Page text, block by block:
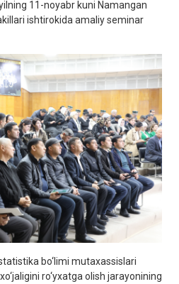
11-noyabr kuni Namangan
ishtirokida amaliy seminar
bo‘limi mutaxassislari
ro‘yxatga olish jarayonining